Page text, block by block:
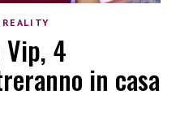
REALITY
Vip, 4
in casa